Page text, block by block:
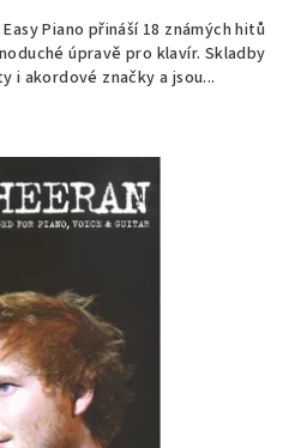
Piano přináší 18 známých hitů
úpravě pro klavír. Skladby
i akordové značky a jsou...